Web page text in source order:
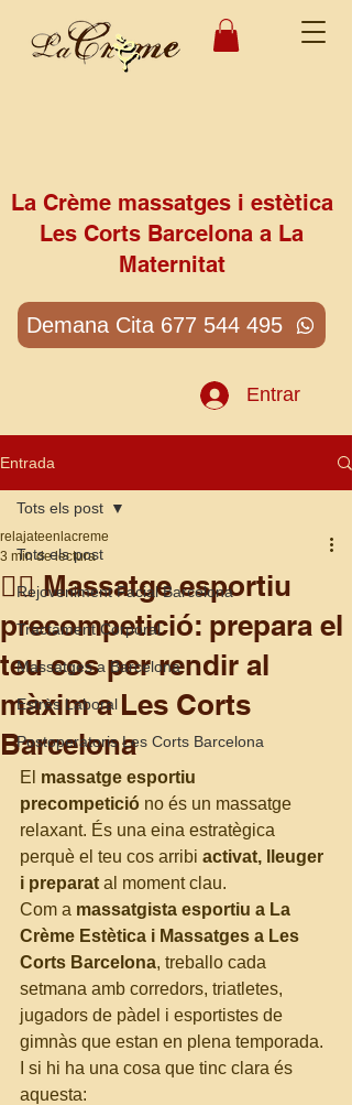
La Crème massatges i estètica
Les Corts Barcelona a La
Maternitat
Demana Cita 677 544 495
Entrar
Entrada
Tots els post
Rejoveniment Facial Barcelona
Tractament Corporal
Massatges a Barcelona
Estrès Laboral
Postoperatoris Les Corts Barcelona
Tots els post
🏃‍♂️ Massatge esportiu
precompetició: prepara el
teu cos per rendir al
màxim a Les Corts
Barcelona
relajateenlacreme
3 min de lectura
El massatge esportiu
precompetició no és un massatge
relaxant. És una eina estratègica
perquè el teu cos arribi activat, lleuger
i preparat al moment clau.
Com a massatgista esportiu a La
Crème Estètica i Massatges a Les
Corts Barcelona, treballo cada
setmana amb corredors, triatletes,
jugadors de pàdel i esportistes de
gimnàs que estan en plena temporada.
I si hi ha una cosa que tinc clara és
aquesta: